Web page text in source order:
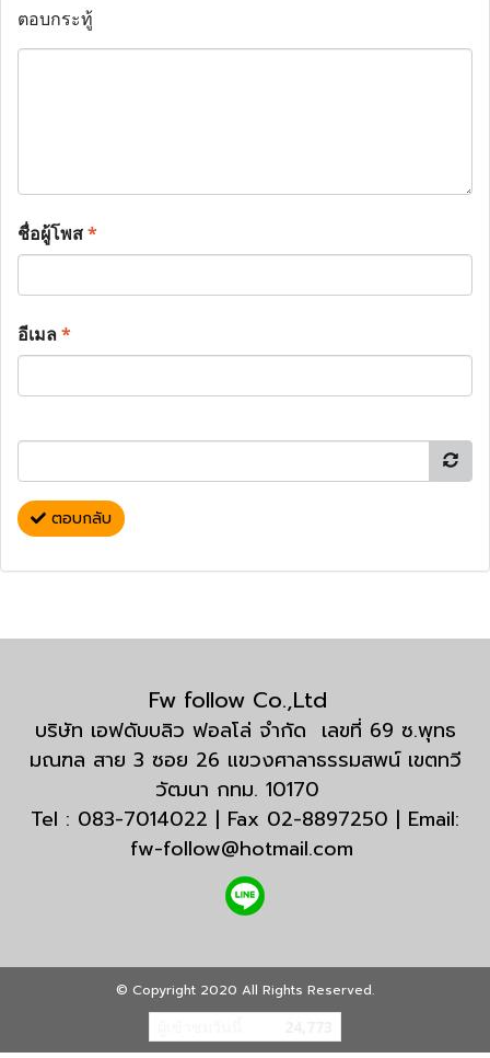
ตอบกระทู้
ชื่อผู้โพส*
อีเมล*
ตอบกลับ
Fw follow Co.,Ltd
บริษัท เอฟดับบลิว ฟอลโล่ จำกัด เลขที่ 69 ซ.พุทธ
มณฑล สาย 3 ซอย 26 แขวงศาลาธรรมสพน์ เขตทวี
วัฒนา กทม. 10170
Tel : 083-7014022 | Fax 02-8897250 | Email:
fw-follow@hotmail.com
© Copyright 2020 All Rights Reserved.